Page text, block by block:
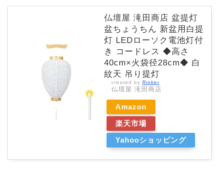
仏壇屋 滝田商店 盆提灯
盆ちょうちん 新盆用白提
灯 LEDローソク電池灯付
き コードレス ◆高さ
40cm×火袋径28cm◆ 白
紋天 吊り提灯
created by Rinker
仏壇屋 滝田商店
Amazon
楽天市場
Yahooショッピング